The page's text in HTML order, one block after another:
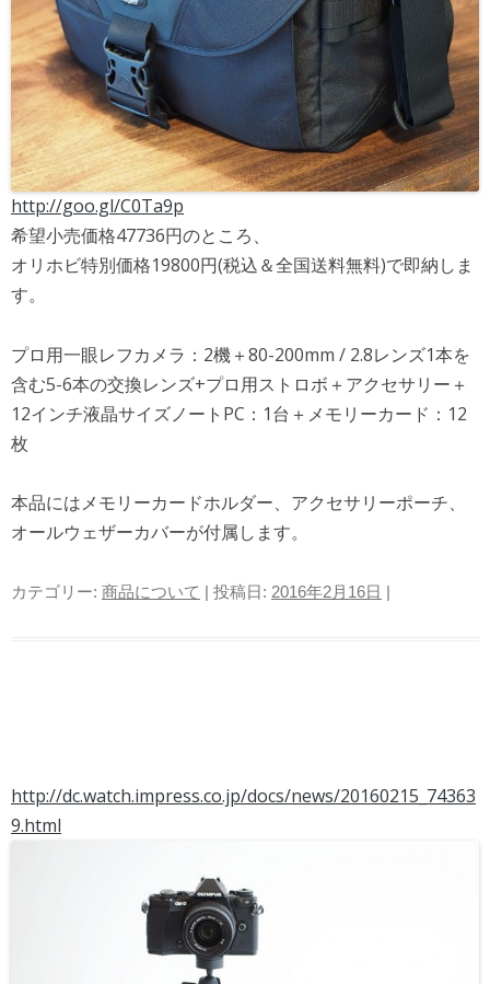
http://goo.gl/C0Ta9p
希望小売価格47736円のところ、
オリホビ特別価格19800円(税込＆全国送料無料)で即納しま
す。
プロ用一眼レフカメラ：2機＋80-200mm / 2.8レンズ1本を
含む5-6本の交換レンズ+プロ用ストロボ＋アクセサリー＋
12インチ液晶サイズノートPC：1台＋メモリーカード：12
枚
本品にはメモリーカードホルダー、アクセサリーポーチ、
オールウェザーカバーが付属します。
カテゴリー: 商品について | 投稿日: 2016年2月16日
http://dc.watch.impress.co.jp/docs/news/20160215_74363
9.html